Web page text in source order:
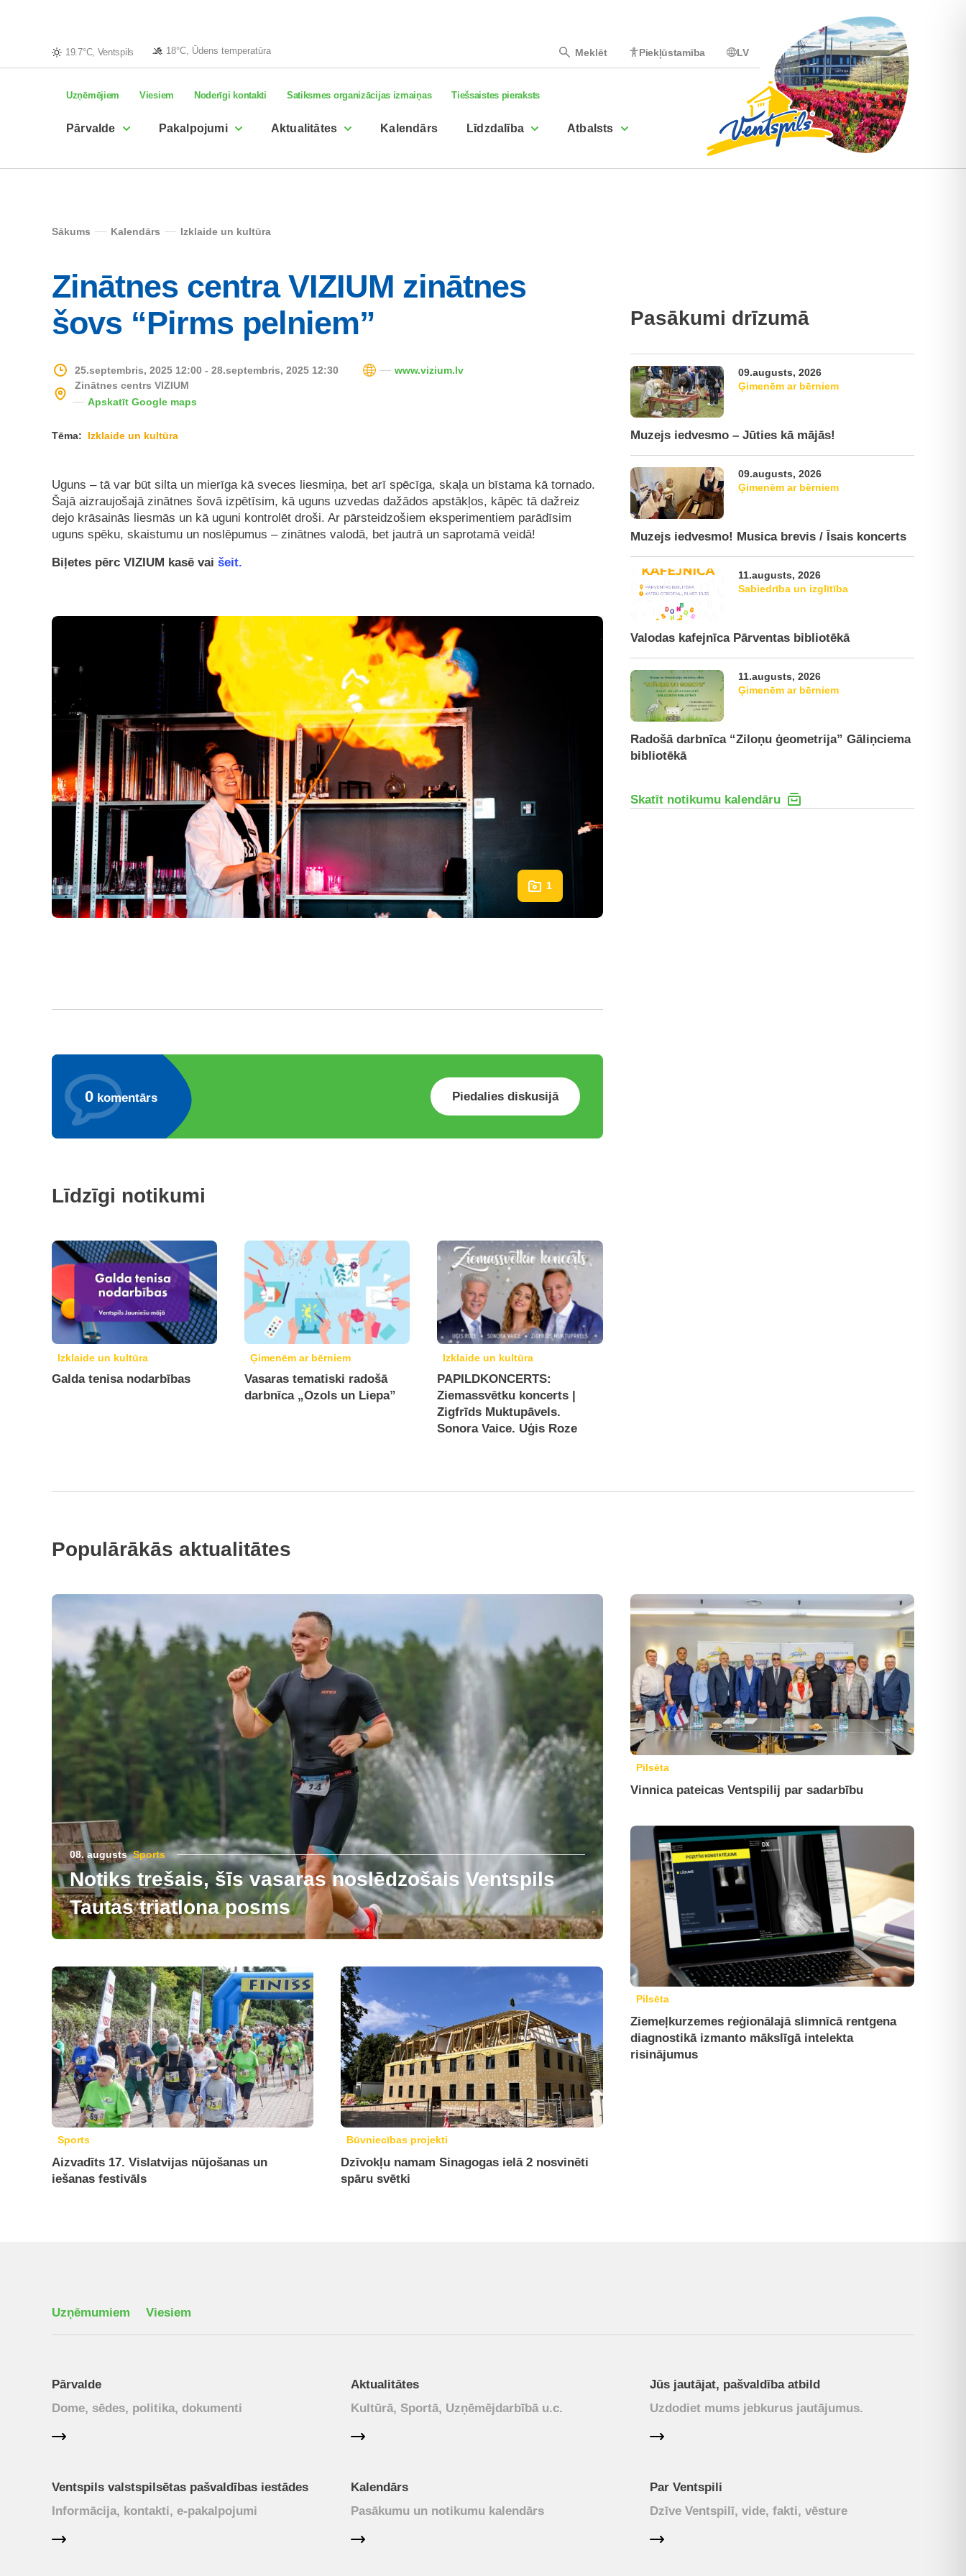
19.7°C, Ventspils 18°C, Ūdens temperatūra Meklēt Piekļūstamība LV
Uzņēmējiem Viesiem Noderīgi kontakti Satiksmes organizācijas izmaiņas Tiešsaistes pieraksts
Pārvalde Pakalpojumi Aktualitātes Kalendārs Līdzdalība Atbalsts
Sākums Kalendārs Izklaide un kultūra
Zinātnes centra VIZIUM zinātnes
šovs “Pirms pelniem”
25.septembris, 2025 12:00 - 28.septembris, 2025 12:30
www.vizium.lv
Zinātnes centrs VIZIUM
Apskatīt Google maps
Tēma: Izklaide un kultūra
Uguns – tā var būt silta un mierīga kā sveces liesmiņa, bet arī spēcīga, skaļa un bīstama kā tornado.
Šajā aizraujošajā zinātnes šovā izpētīsim, kā uguns uzvedas dažādos apstākļos, kāpēc tā dažreiz
dejo krāsainās liesmās un kā uguni kontrolēt droši. Ar pārsteidzošiem eksperimentiem parādīsim
uguns spēku, skaistumu un noslēpumus – zinātnes valodā, bet jautrā un saprotamā veidā!
Biļetes pērc VIZIUM kasē vai šeit.
1
0 komentārs Piedalies diskusijā
Līdzīgi notikumi
Izklaide un kultūra
Galda tenisa nodarbības
Ģimenēm ar bērniem
Vasaras tematiski radošā
darbnīca „Ozols un Liepa”
Izklaide un kultūra
PAPILDKONCERTS:
Ziemassvētku koncerts |
Zigfrīds Muktupāvels.
Sonora Vaice. Uģis Roze
Pasākumi drīzumā
09.augusts, 2026
Ģimenēm ar bērniem
Muzejs iedvesmo – Jūties kā mājās!
09.augusts, 2026
Ģimenēm ar bērniem
Muzejs iedvesmo! Musica brevis / Īsais koncerts
11.augusts, 2026
Sabiedrība un izglītība
Valodas kafejnīca Pārventas bibliotēkā
11.augusts, 2026
Ģimenēm ar bērniem
Radošā darbnīca “Ziloņu ģeometrija” Gāliņciema
bibliotēkā
Skatīt notikumu kalendāru
Populārākās aktualitātes
08. augusts Sports
Notiks trešais, šīs vasaras noslēdzošais Ventspils
Tautas triatlona posms
Sports
Aizvadīts 17. Vislatvijas nūjošanas un
iešanas festivāls
Būvniecības projekti
Dzīvokļu namam Sinagogas ielā 2 nosvinēti
spāru svētki
Pilsēta
Vinnica pateicas Ventspilij par sadarbību
Pilsēta
Ziemeļkurzemes reģionālajā slimnīcā rentgena
diagnostikā izmanto mākslīgā intelekta
risinājumus
Uzņēmumiem Viesiem
Pārvalde
Dome, sēdes, politika, dokumenti
Aktualitātes
Kultūrā, Sportā, Uzņēmējdarbībā u.c.
Jūs jautājat, pašvaldība atbild
Uzdodiet mums jebkurus jautājumus.
Ventspils valstspilsētas pašvaldības iestādes
Informācija, kontakti, e-pakalpojumi
Kalendārs
Pasākumu un notikumu kalendārs
Par Ventspili
Dzīve Ventspilī, vide, fakti, vēsture